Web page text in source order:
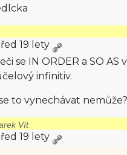
19 lety
se IN ORDER a SO AS
infinitiv.
to vynechávat nemůže?
Vít
19 lety